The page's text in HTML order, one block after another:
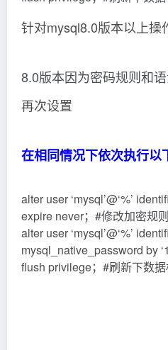
针对mysql8.0版本以上操
8.0版本因为密码规则和
再次设置
在相同情况下依次执行以
alter user ‘mysql’@‘%’
expire never；#修改加密规则
alter user ‘mysql’@‘%’
mysql_native_password by
flush privilege；#刷新下数